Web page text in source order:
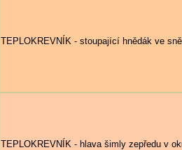
TEPLOKREVNÍK - stoupající hnědák ve
TEPLOKREVNÍK - hlava šimly zepředu v